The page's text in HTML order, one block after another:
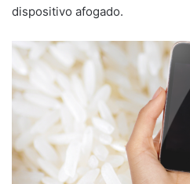
dispositivo afogado.